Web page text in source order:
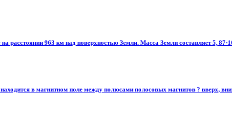
расстоянии 963 км над поверхностью Земли. Масса Земли составляет 5,
в магнитном поле между полюсами полосовых магнитов ? вверх,